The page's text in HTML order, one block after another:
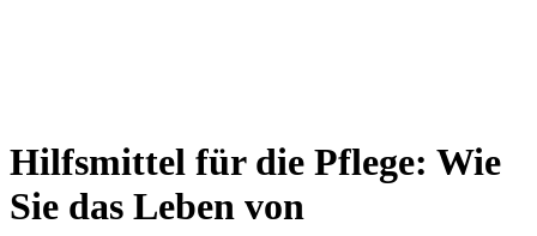
Hilfsmittel für die Pflege: Wie
Sie das Leben von